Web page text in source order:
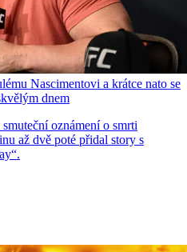
Nascimentovi a krátce nato se
dnem
oznámení o smrti
až dvě poté přidal story s